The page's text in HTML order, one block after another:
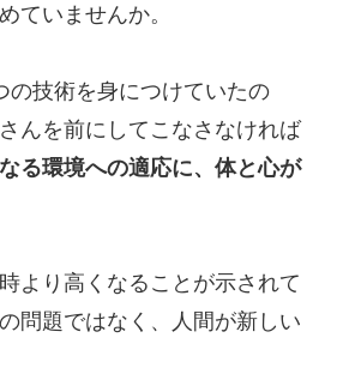
ていませんか。
の技術を身につけていたの
んを前にしてこなさなければ
る環境への適応に、体と心が
より高くなることが示されて
問題ではなく、人間が新しい